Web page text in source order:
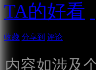
TA的好看
收藏 分享到 评论
内容如涉及